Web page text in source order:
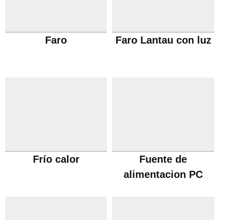
Faro Faro Lantau con luz
Frío calor
Fuente de
alimentacion PC